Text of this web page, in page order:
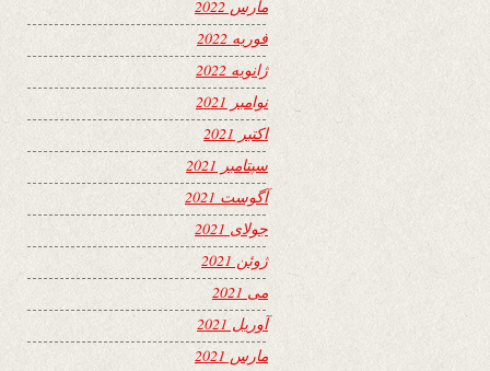
مارس 2022
فوریه 2022
ژانویه 2022
نوامبر 2021
اکتبر 2021
سپتامبر 2021
آگوست 2021
جولای 2021
ژوئن 2021
می 2021
آوریل 2021
مارس 2021